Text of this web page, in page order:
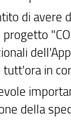
di avere
in
della